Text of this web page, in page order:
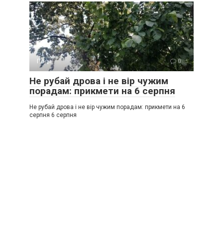
Події 0
Не рубай дрова і не вір чужим
порадам: прикмети на 6 серпня
Не рубай дрова і не вір чужим порадам: прикмети на 6
серпня 6 серпня